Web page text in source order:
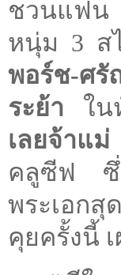
ชวนแฟ
หนุ่ม 3 ส
พอร์ช-ศรั
ระย้า ใน
เลยจ้าแม่
คลูซีฟ
พระเอกสุ
คุยครั้งนี้